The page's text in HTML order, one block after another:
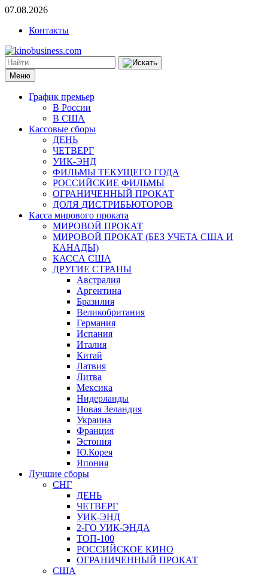
07.08.2026
Контакты
Меню
График премьер
В России
В США
Кассовые сборы
ДЕНЬ
ЧЕТВЕРГ
УИК-ЭНД
ФИЛЬМЫ ТЕКУЩЕГО ГОДА
РОССИЙСКИЕ ФИЛЬМЫ
ОГРАНИЧЕННЫЙ ПРОКАТ
ДОЛЯ ДИСТРИБЬЮТОРОВ
Касса мирового проката
МИРОВОЙ ПРОКАТ
МИРОВОЙ ПРОКАТ (БЕЗ УЧЕТА США И
КАНАДЫ)
КАССА США
ДРУГИЕ СТРАНЫ
Австралия
Аргентина
Бразилия
Великобритания
Германия
Испания
Италия
Китай
Латвия
Литва
Мексика
Нидерланды
Новая Зеландия
Украина
Франция
Эстония
Ю.Корея
Япония
Лучшие сборы
СНГ
ДЕНЬ
ЧЕТВЕРГ
УИК-ЭНД
2-ГО УИК-ЭНДА
ТОП-100
РОССИЙСКОЕ КИНО
ОГРАНИЧЕННЫЙ ПРОКАТ
США